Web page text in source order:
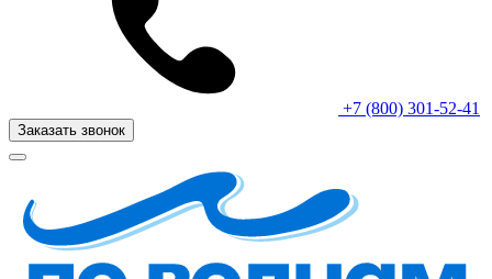
+7 (800) 301-52-41
Заказать звонок